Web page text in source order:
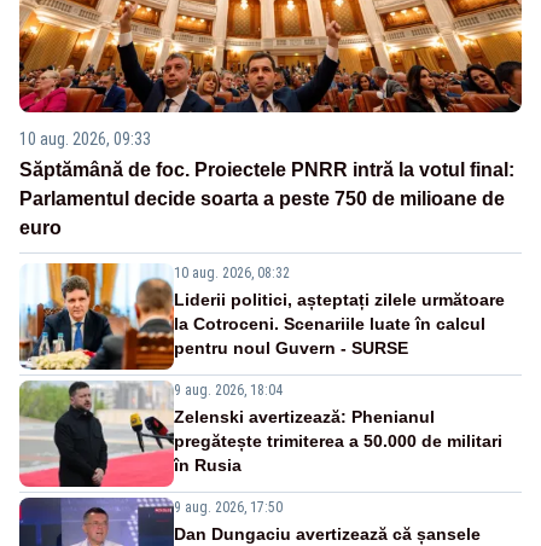
10 aug. 2026, 09:33
Săptămână de foc. Proiectele PNRR intră la votul final:
Parlamentul decide soarta a peste 750 de milioane de
euro
10 aug. 2026, 08:32
Liderii politici, așteptați zilele următoare
la Cotroceni. Scenariile luate în calcul
pentru noul Guvern - SURSE
9 aug. 2026, 18:04
Zelenski avertizează: Phenianul
pregătește trimiterea a 50.000 de militari
în Rusia
9 aug. 2026, 17:50
Dan Dungaciu avertizează că șansele